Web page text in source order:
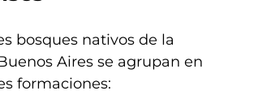
bosques nativos de la
Aires se agrupan en
formaciones: